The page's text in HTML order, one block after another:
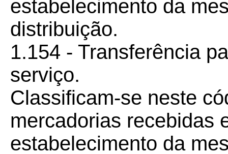
estabelecimento da
distribuição.
1.154 - Transferência
serviço.
Classificam-se neste
mercadorias recebidas
estabelecimento da